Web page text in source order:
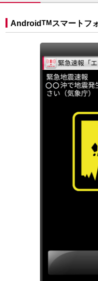
Android TM スマートフ